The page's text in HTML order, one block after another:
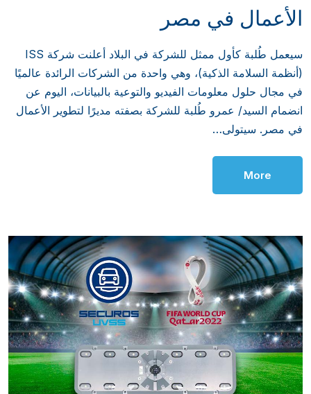
الأعمال في مصر
سيعمل طُلبة كأول ممثل للشركة في البلاد أعلنت شركة ISS
(أنظمة السلامة الذكية)، وهي واحدة من الشركات الرائدة عالميًا
في مجال حلول معلومات الفيديو والتوعية بالبيانات، اليوم عن
انضمام السيد/ عمرو طُلبة للشركة بصفته مديرًا لتطوير الأعمال
في مصر. سيتولى…
More